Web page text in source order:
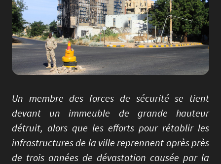
Un membre des forces de sécurité se tient
devant un immeuble de grande hauteur
détruit, alors que les efforts pour rétablir les
infrastructures de la ville reprennent après près
de trois années de dévastation causée par la